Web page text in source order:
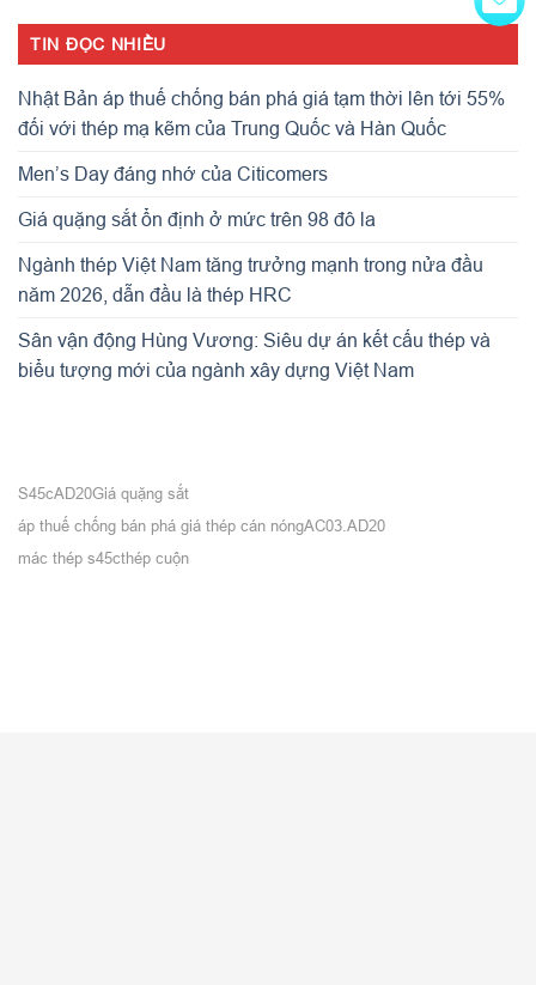
TIN ĐỌC NHIỀU
Nhật Bản áp thuế chống bán phá giá tạm thời lên tới 55%
đối với thép mạ kẽm của Trung Quốc và Hàn Quốc
Men’s Day đáng nhớ của Citicomers
Giá quặng sắt ổn định ở mức trên 98 đô la
Ngành thép Việt Nam tăng trưởng mạnh trong nửa đầu
năm 2026, dẫn đầu là thép HRC
Sân vận động Hùng Vương: Siêu dự án kết cấu thép và
biểu tượng mới của ngành xây dựng Việt Nam
S45cAD20Giá quặng sắt
áp thuế chống bán phá giá thép cán nóngAC03.AD20
mác thép s45cthép cuộn